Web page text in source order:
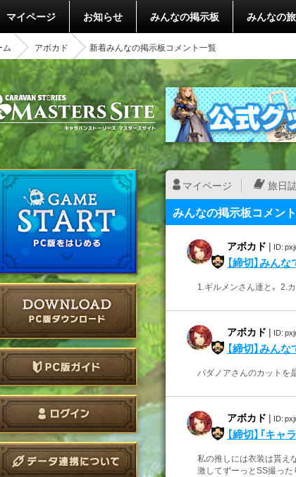
マイページ お知らせ みんなの掲示板 みんなの
ム アボカド 新着みんなの掲示板コメント一覧
マイページ 旅日
みんなの掲示板コメン
アボカド | ID:
【締切】みん
1.ギルメンさん達と。 2.
アボカド | ID:
【締切】みん
パダノアさんのカットを
アボカド | ID:
【締切】「キ
私の推しには衣装は貰え
激してずーっとSS撮っ